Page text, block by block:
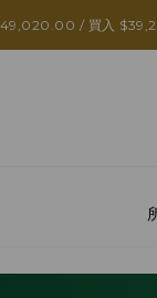
/ 買入